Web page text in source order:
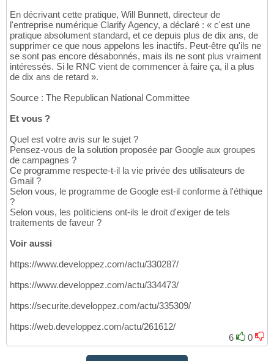
En décrivant cette pratique, Will Bunnett, directeur de
l'entreprise numérique Clarify Agency, a déclaré : « c'est une
pratique absolument standard, et ce depuis plus de dix ans, de
supprimer ce que nous appelons les inactifs. Peut-être qu'ils ne
se sont pas encore désabonnés, mais ils ne sont plus vraiment
intéressés. Si le RNC vient de commencer à faire ça, il a plus
de dix ans de retard ».
Source : The Republican National Committee
Et vous ?
Quel est votre avis sur le sujet ?
Pensez-vous de la solution proposée par Google aux groupes
de campagnes ?
Ce programme respecte-t-il la vie privée des utilisateurs de
Gmail ?
Selon vous, le programme de Google est-il conforme à l'éthique
?
Selon vous, les politiciens ont-ils le droit d'exiger de tels
traitements de faveur ?
Voir aussi
https://www.developpez.com/actu/330287/
https://www.developpez.com/actu/334473/
https://securite.developpez.com/actu/335309/
https://web.developpez.com/actu/261612/
6
0